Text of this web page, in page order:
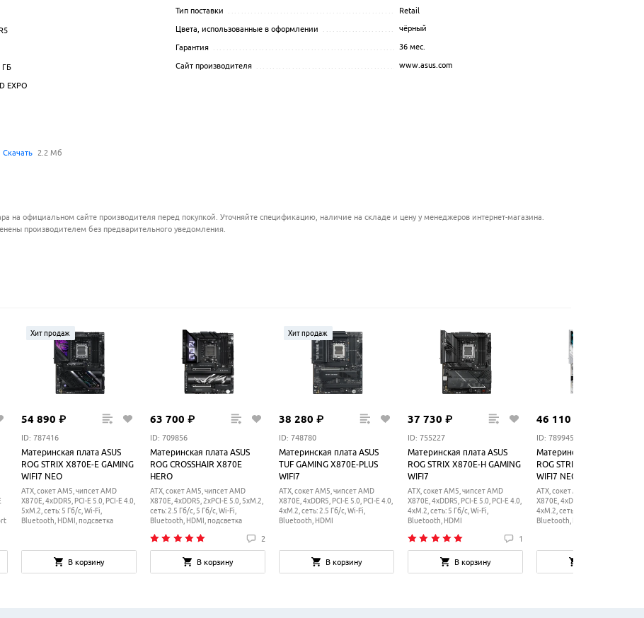
ГБ
EXPO
Скачать 2.2 Мб
Тип поставки Retail
Цвета, использованные в оформлении чёрный
Гарантия 36 мес.
Сайт производителя www.asus.com
на официальном сайте производителя перед покупкой. Уточняйте спецификацию, наличие на складе и цену у менеджеров интернет-магазина.
производителем без предварительного уведомления.
Хит продаж
54 890 ₽
ID: 787416
Материнская плата ASUS
ROG STRIX X870E-E GAMING
WIFI7 NEO
ATX, сокет AM5, чипсет AMD
X870E, 4xDDR5, PCI-E 5.0, PCI-E 4.0,
5xM.2, сеть: 5 Гб/с, Wi-Fi,
Bluetooth, HDMI, подсветка
В корзину
63 700 ₽
ID: 709856
Материнская плата ASUS
ROG CROSSHAIR X870E
HERO
ATX, сокет AM5, чипсет AMD
X870E, 4xDDR5, 2xPCI-E 5.0, 5xM.2,
сеть: 2.5 Гб/с, 5 Гб/с, Wi-Fi,
Bluetooth, HDMI, подсветка
2
В корзину
Хит продаж
38 280 ₽
ID: 748780
Материнская плата ASUS
TUF GAMING X870E-PLUS
WIFI7
ATX, сокет AM5, чипсет AMD
X870E, 4xDDR5, PCI-E 5.0, PCI-E 4.0,
4xM.2, сеть: 2.5 Гб/с, Wi-Fi,
Bluetooth, HDMI
В корзину
37 730 ₽
ID: 755227
Материнская плата ASUS
ROG STRIX X870E-H GAMING
WIFI7
ATX, сокет AM5, чипсет AMD
X870E, 4xDDR5, PCI-E 5.0, PCI-E 4.0,
4xM.2, сеть: 5 Гб/с, Wi-Fi,
Bluetooth, HDMI
1
В корзину
46 110
ID: 789945
Материнская плата ASUS
ROG STRIX X870E-A
WIFI7 NEO
ATX, сокет AM5, чипсет AMD
X870E, 4xDDR5, PCI-E 5.0, PCI-E
4xM.2, сеть: 5 Гб/с, Wi-Fi,
Bluetooth, HDMI, подсветка